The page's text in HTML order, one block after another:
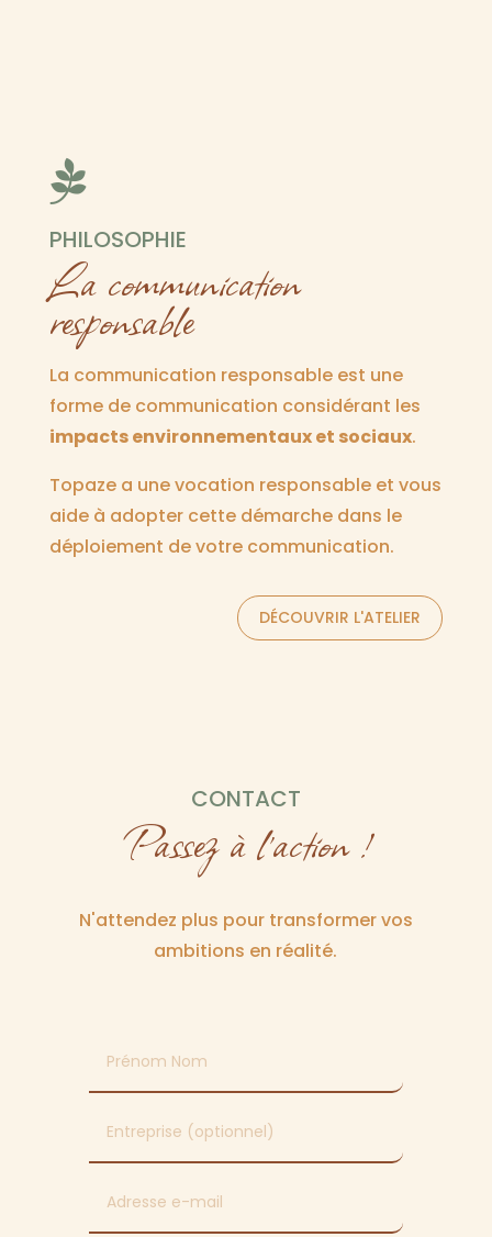

PHILOSOPHIE
La communication
responsable
La communication responsable est une
forme de communication considérant les
impacts environnementaux et sociaux.
Topaze a une vocation responsable et vous
aide à adopter cette démarche dans le
déploiement de votre communication.
DÉCOUVRIR L'ATELIER
CONTACT
Passez à l’action !
N'attendez plus pour transformer vos
ambitions en réalité.